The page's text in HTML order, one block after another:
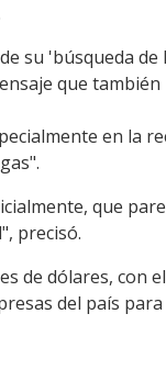
su 'búsqueda de
que
en la
que
precisó.
de dólares, con
del país